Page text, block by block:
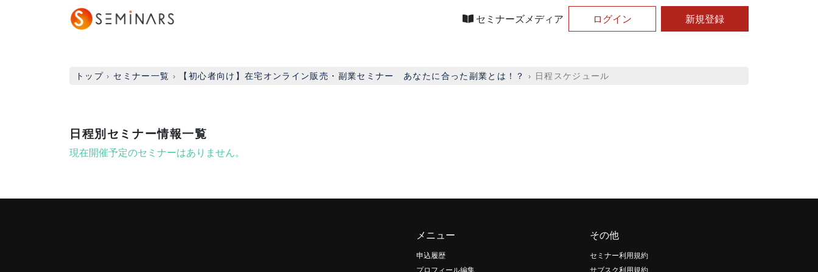
セミナーズメディア ログイン 新規登録
トップ › セミナー一覧 › 【初心者向け】在宅オンライン販売・副業セミナー あなたに合った副業とは！？ › 日程スケジュール
日程別セミナー情報一覧
現在開催予定のセミナーはありません。
メニュー
申込履歴
その他
セミナー利用規約